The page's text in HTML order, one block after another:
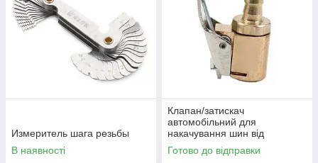
Измеритель шага резьбы
В наявності
Клапан/затискач
автомобільний для
накачування шин від
компресора 8 мм
(швидкісний штуцер)
Готово до відправки